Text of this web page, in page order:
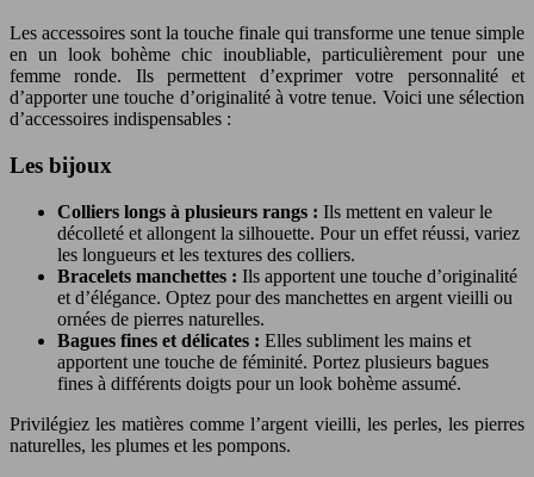
Les accessoires sont la touche finale qui transforme une tenue simple
en un look bohème chic inoubliable, particulièrement pour une
femme ronde. Ils permettent d’exprimer votre personnalité et
d’apporter une touche d’originalité à votre tenue. Voici une sélection
d’accessoires indispensables :
Les bijoux
Colliers longs à plusieurs rangs : Ils mettent en valeur le
décolleté et allongent la silhouette. Pour un effet réussi, variez
les longueurs et les textures des colliers.
Bracelets manchettes : Ils apportent une touche d’originalité
et d’élégance. Optez pour des manchettes en argent vieilli ou
ornées de pierres naturelles.
Bagues fines et délicates : Elles subliment les mains et
apportent une touche de féminité. Portez plusieurs bagues
fines à différents doigts pour un look bohème assumé.
Privilégiez les matières comme l’argent vieilli, les perles, les pierres
naturelles, les plumes et les pompons.